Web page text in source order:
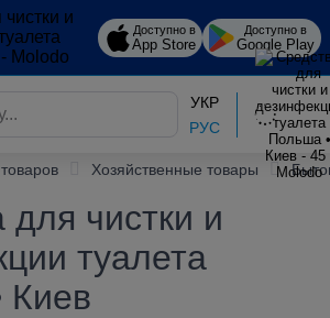
Доступно в
App Store
Доступно в
Google Play
УКР
РУС
Хозяйственные товары
для чистки и
туалета
Киев